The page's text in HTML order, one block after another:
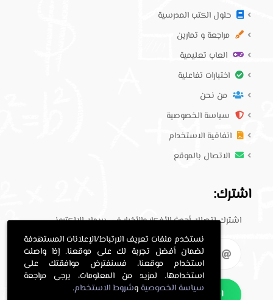
حلول الكتب المدرسية
مراجعة و تمارين
العاب تعليمية
اختبارات تفاعلية
من نحن
سياسة الخصوصية
اتفاقية الاستخدام
الاتصال بالموقع
اشترك:
اشترك لتصلك أحدث الأفكار والأخبار في بريدك الإلكتروني.
اشترك
نستخدم ملفات تعريف الارتباط/الإعلانات المستهدفة
لضمان أفضل تجربة لك على موقعنا. إذا واصلت
استخدام موقعنا، فسنفترض موافقتك على
استخدامها. لمزيد من المعلومات، يرجى مراجعة
سياسة الخصوصية وشروط الاستخدام.